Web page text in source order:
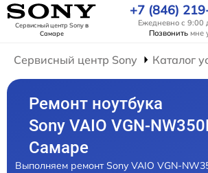
Сервисный центр Sonyв
Самаре
+7 (846)
Ежедневно с 9:00
Позвонить мне
Сервисный центр Sony Каталог
Ремонт ноутбука
Sony VAIO VGN-
Самаре
Выполняем ремонт Sony VAIO VGN-